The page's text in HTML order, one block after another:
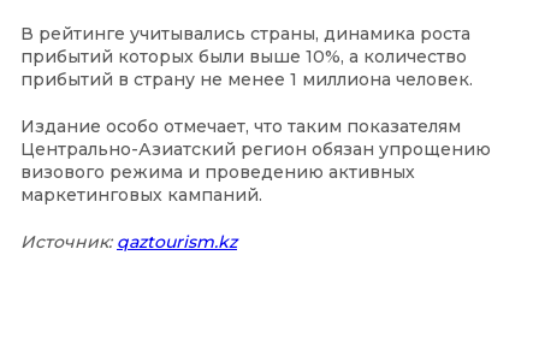
В рейтинге учитывались страны, динамика роста
прибытий которых были выше 10%, а количество
прибытий в страну не менее 1 миллиона человек.
Издание особо отмечает, что таким показателям
Центрально-Азиатский регион обязан упрощению
визового режима и проведению активных
маркетинговых кампаний.
Источник: qaztourism.kz